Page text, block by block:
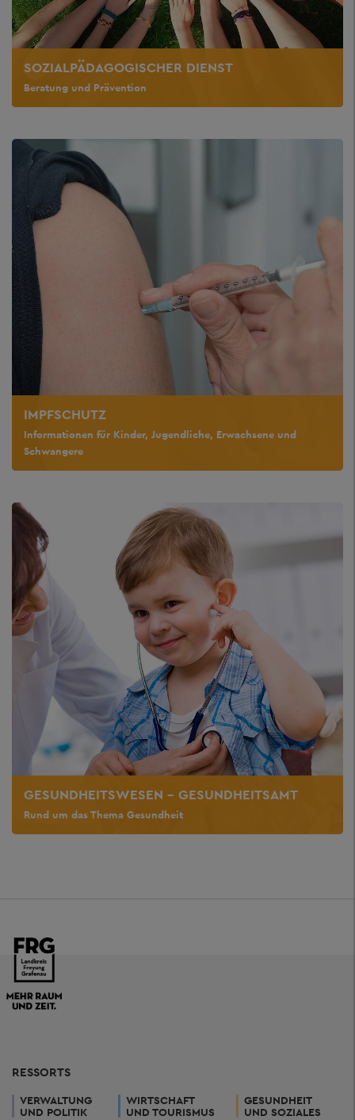
SOZIALPÄDAGOGISCHER DIENST
Beratung und Prävention
IMPFSCHUTZ
Informationen für Kinder, Jugendliche, Erwachsene und
Schwangere
GESUNDHEITSWESEN - GESUNDHEITSAMT
Rund um das Thema Gesundheit
RESSORTS
VERWALTUNG
UND POLITIK
WIRTSCHAFT
UND TOURISMUS
GESUNDHEIT
UND SOZIALES